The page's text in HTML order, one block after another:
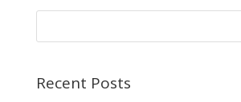
Recent Posts